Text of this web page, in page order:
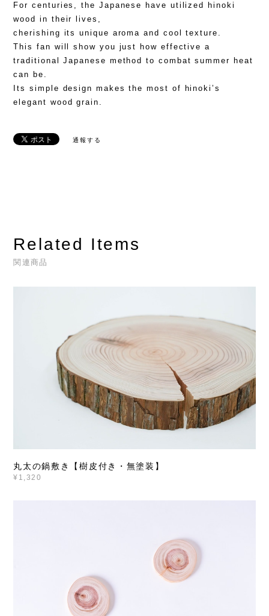
For centuries, the Japanese have utilized hinoki
wood in their lives,
cherishing its unique aroma and cool texture.
This fan will show you just how effective a
traditional Japanese method to combat summer heat
can be.
Its simple design makes the most of hinoki’s
elegant wood grain.
通報する
Related Items
関連商品
丸太の鍋敷き【樹皮付き・無塗装】
¥1,320